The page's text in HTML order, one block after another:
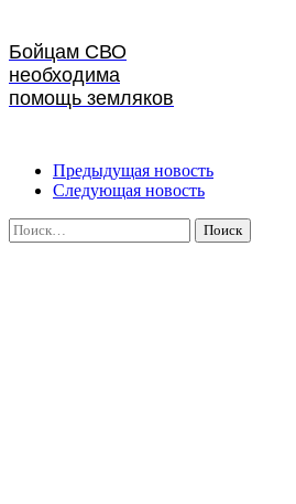
Бойцам СВО
необходима
помощь земляков
Предыдущая новость
Следующая новость
Найти: